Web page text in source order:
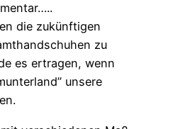
die zukünftigen
zu
es ertragen, wenn
unsere